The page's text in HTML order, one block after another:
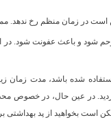
است در زمان منظم رخ ندهد.
رحم شود و باعث عفونت شود.
استفاده شده باشد، مدت
در عین حال، در خصوص
بخواهید از پد بهداشتی